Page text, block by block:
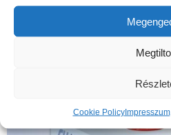
Cookie Policy